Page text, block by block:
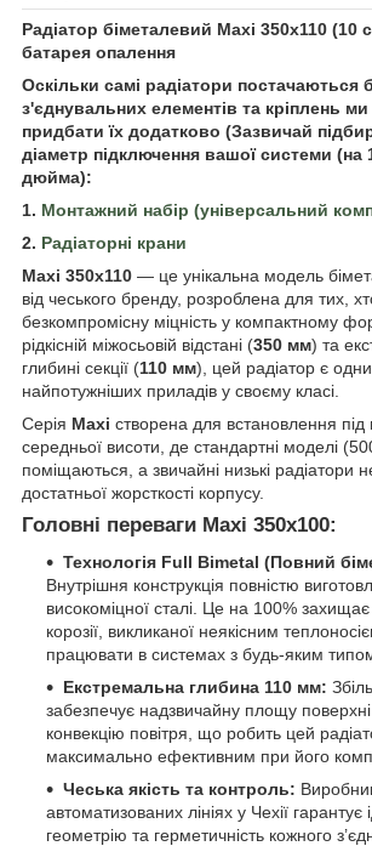
Радіатор біметалевий Maxi 350x110 (10
батарея опалення
Оскільки самі радіатори постачаються
з'єднувальних елементів та кріплень
придбати їх додатково (Зазвичай
діаметр підключення вашої системи (на
дюйма):
1. Монтажний набір (універсальний
2. Радіаторні крани
Maxi 350x110 — це унікальна модель
від чеського бренду, розроблена для тих,
безкомпромісну міцність у компактному
рідкісній міжосьовій відстані (350 мм) та
глибині секції (110 мм), цей радіатор є
найпотужніших приладів у своєму класі.
Серія Maxi створена для встановлення під
середньої висоти, де стандартні моделі
поміщаються, а звичайні низькі радіатори
достатньої жорсткості корпусу.
Головні переваги Maxi 350x100:
Технологія Full Bimetal (Повний
Внутрішня конструкція повністю
високоміцної сталі. Це на 100%
корозії, викликаної неякісним
працювати в системах з будь-яким
Екстремальна глибина 110 мм:
забезпечує надзвичайну площу
конвекцію повітря, що робить цей
максимально ефективним при його
Чеська якість та контроль:
автоматизованих лініях у Чехії гарантує
геометрію та герметичність кожного